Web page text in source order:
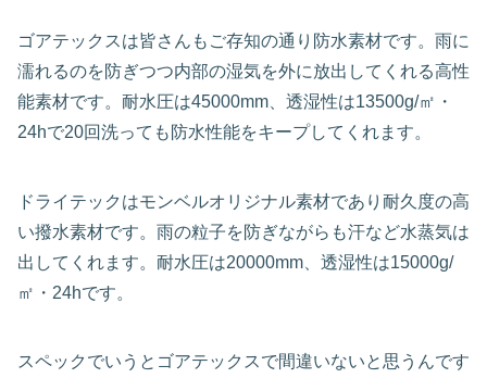
ゴアテックスは皆さんもご存知の通り防水素材です。雨に
濡れるのを防ぎつつ内部の湿気を外に放出してくれる高性
能素材です。耐水圧は45000mm、透湿性は13500g/㎡・
24hで20回洗っても防水性能をキープしてくれます。
ドライテックはモンベルオリジナル素材であり耐久度の高
い撥水素材です。雨の粒子を防ぎながらも汗など水蒸気は
出してくれます。耐水圧は20000mm、透湿性は15000g/
㎡・24hです。
スペックでいうとゴアテックスで間違いないと思うんです